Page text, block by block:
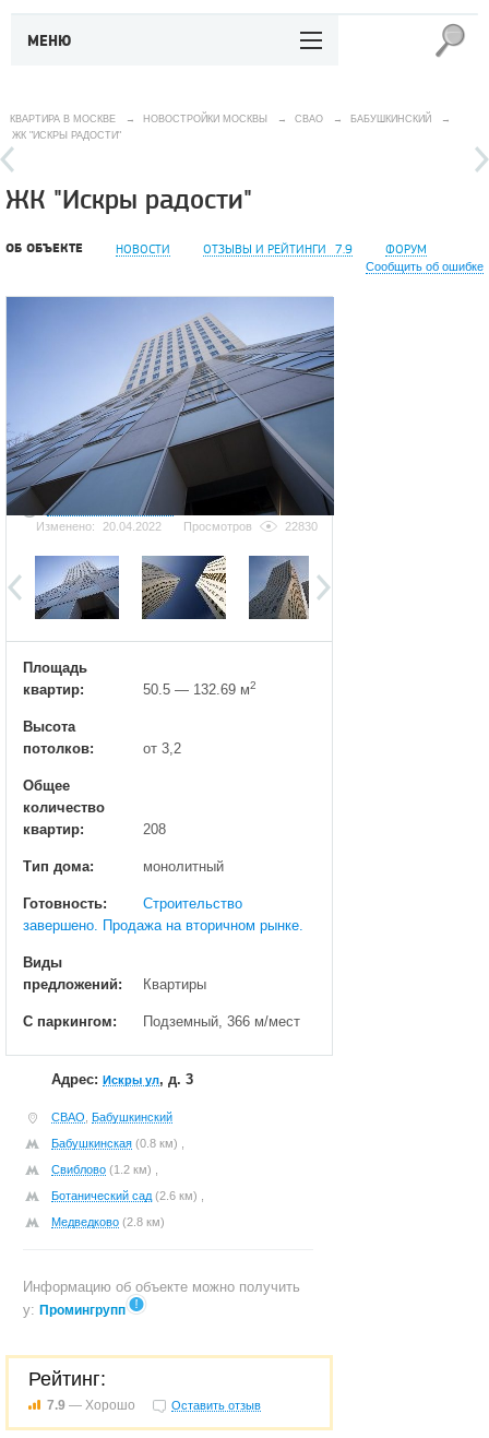
МЕНЮ
КВАРТИРА В МОСКВЕ → НОВОСТРОЙКИ МОСКВЫ → СВАО → БАБУШКИНСКИЙ
→
ЖК "ИСКРЫ РАДОСТИ"
ЖК "Искры радости"
ОБ ОБЪЕКТЕ НОВОСТИ ОТЗЫВЫ И РЕЙТИНГИ 7.9 ФОРУМ
Сообщить об ошибке
Добавить фотографию
Изменено:
20.04.2022 Просмотров 22830
Площадь
квартир:
50.5 — 132.69 м2
Высота
потолков:
от 3,2
Общее
количество
квартир:
208
Тип дома: монолитный
Готовность:
Строительство
завершено. Продажа на вторичном рынке.
Виды
предложений:
Квартиры
С паркингом: Подземный, 366 м/мест
Адрес: Искры ул, д. 3
СВАО Бабушкинский
Бабушкинская (0.8 км) ,
Свиблово (1.2 км) ,
Ботанический сад (2.6 км) ,
Медведково (2.8 км)
Информацию об объекте можно получить
у: Промингрупп
Рейтинг:
7.9 — Хорошо Оставить отзыв